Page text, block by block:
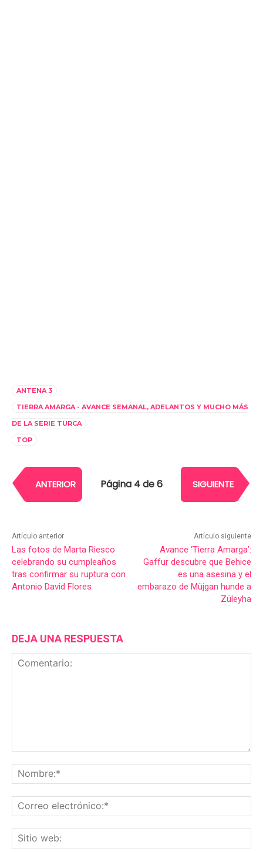
ANTENA 3
TIERRA AMARGA - AVANCE SEMANAL, ADELANTOS Y MUCHO MÁS
DE LA SERIE TURCA
TOP
ANTERIOR Página 4 de 6 SIGUIENTE
Artículo anterior
Las fotos de Marta Riesco
celebrando su cumpleaños
tras confirmar su ruptura con
Antonio David Flores
Artículo siguiente
Avance ‘Tierra Amarga’:
Gaffur descubre que Behice
es una asesina y el
embarazo de Müjgan hunde a
Züleyha
DEJA UNA RESPUESTA